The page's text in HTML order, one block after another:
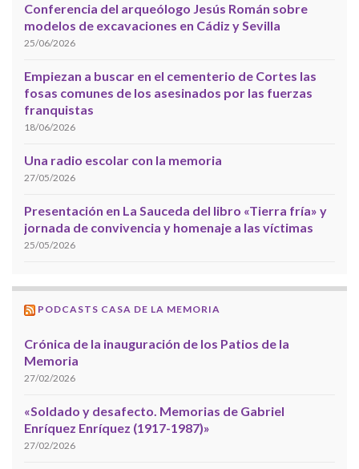
Conferencia del arqueólogo Jesús Román sobre
modelos de excavaciones en Cádiz y Sevilla
25/06/2026
Empiezan a buscar en el cementerio de Cortes las
fosas comunes de los asesinados por las fuerzas
franquistas
18/06/2026
Una radio escolar con la memoria
27/05/2026
Presentación en La Sauceda del libro «Tierra fría» y
jornada de convivencia y homenaje a las víctimas
25/05/2026
PODCASTS CASA DE LA MEMORIA
Crónica de la inauguración de los Patios de la
Memoria
27/02/2026
«Soldado y desafecto. Memorias de Gabriel
Enríquez Enríquez (1917-1987)»
27/02/2026